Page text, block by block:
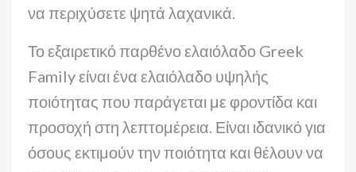
να περιχύσετε ψητά λαχανικά.
Το εξαιρετικό παρθένο ελαιόλαδο Greek
Family είναι ένα ελαιόλαδο υψηλής
ποιότητας που παράγεται με φροντίδα και
προσοχή στη λεπτομέρεια. Είναι ιδανικό για
όσους εκτιμούν την ποιότητα και θέλουν να